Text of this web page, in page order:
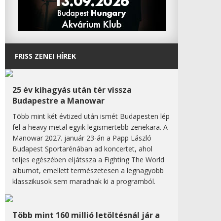
FRISS ZENEI HÍREK
25 év kihagyás után tér vissza
Budapestre a Manowar
Több mint két évtized után ismét Budapesten lép
fel a heavy metal egyik legismertebb zenekara. A
Manowar 2027. január 23-án a Papp László
Budapest Sportarénában ad koncertet, ahol
teljes egészében eljátssza a Fighting The World
albumot, emellett természetesen a legnagyobb
klasszikusok sem maradnak ki a programból.
Több mint 160 millió letöltésnál jár a